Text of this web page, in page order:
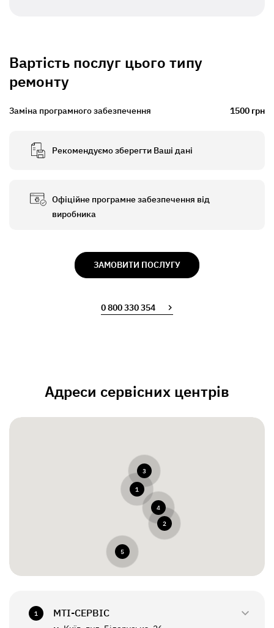
Вартість послуг цього типу
ремонту
Заміна програмного забезпечення 1500 грн
Рекомендуємо зберегти Ваші дані
Офіційне програмне забезпечення від
виробника
ЗАМОВИТИ ПОСЛУГУ
0 800 330 354
Адреси сервісних центрів
1
2
3
4
5
1 МТI-СЕРВІС